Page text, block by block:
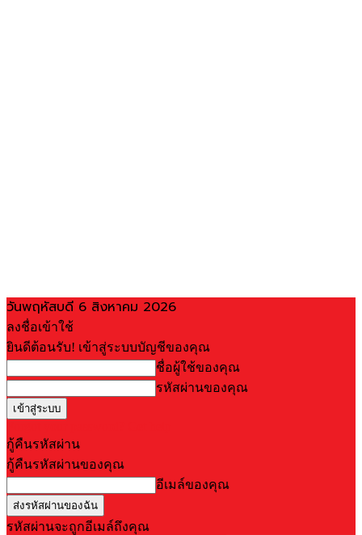
วันพฤหัสบดี 6 สิงหาคม 2026
ลงชื่อเข้าใช้
ยินดีต้อนรับ! เข้าสู่ระบบบัญชีของคุณ
ชื่อผู้ใช้ของคุณ
รหัสผ่านของคุณ
กู้คืนรหัสผ่าน
กู้คืนรหัสผ่านของคุณ
อีเมล์ของคุณ
รหัสผ่านจะถูกอีเมล์ถึงคุณ